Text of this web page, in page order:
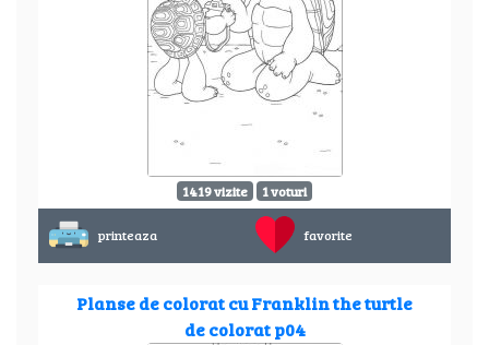
1419 vizite 1 voturi
printeaza favorite
Planse de colorat cu Franklin the turtle
de colorat p04